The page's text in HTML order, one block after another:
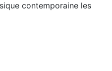
contemporaine les